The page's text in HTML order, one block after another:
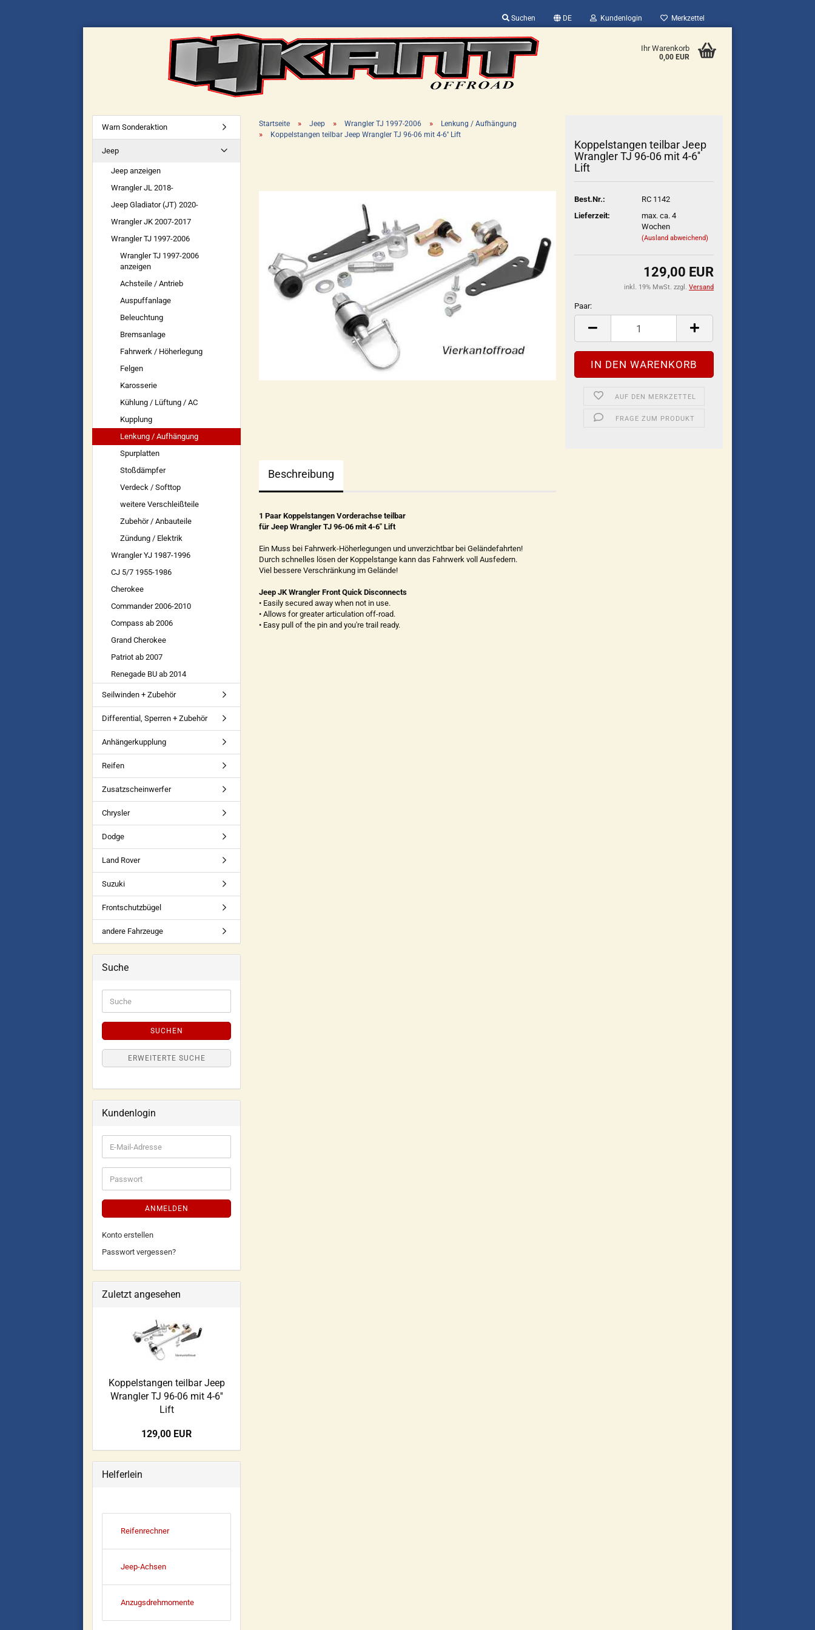
Suchen DE
Sprache auswählen
Lieferland
Kundenlogin Merkzettel
Ihr Warenkorb
0,00 EUR
Startseite » Jeep » Wrangler TJ 1997-2006 » Lenkung / Aufhängung
» Koppelstangen teilbar Jeep Wrangler TJ 96-06 mit 4-6'' Lift
Koppelstangen teilbar Jeep
Wrangler TJ 96-06 mit 4-6''
Lift
Best.Nr.:
RC 1142
Lieferzeit:
max. ca. 4
Wochen
(Ausland abweichend)
129,00 EUR
inkl. 19% MwSt. zzgl. Versand
Paar:
Paar
AUF DEN MERKZETTEL
FRAGE ZUM PRODUKT
Beschreibung
1 Paar Koppelstangen Vorderachse teilbar
für Jeep Wrangler TJ 96-06 mit 4-6" Lift
Ein Muss bei Fahrwerk-Höherlegungen und unverzichtbar bei Geländefahrten!
Durch schnelles lösen der Koppelstange kann das Fahrwerk voll Ausfedern.
Viel bessere Verschränkung im Gelände!
Jeep JK Wrangler Front Quick Disconnects
• Easily secured away when not in use.
• Allows for greater articulation off-road.
• Easy pull of the pin and you're trail ready.
Warn Sonderaktion
Jeep
Jeep anzeigen
Wrangler JL 2018-
Jeep Gladiator (JT) 2020-
Wrangler JK 2007-2017
Wrangler TJ 1997-2006
Wrangler TJ 1997-2006
anzeigen
Achsteile / Antrieb
Auspuffanlage
Beleuchtung
Bremsanlage
Fahrwerk / Höherlegung
Felgen
Karosserie
Kühlung / Lüftung / AC
Kupplung
Lenkung / Aufhängung
Spurplatten
Stoßdämpfer
Verdeck / Softtop
weitere Verschleißteile
Zubehör / Anbauteile
Zündung / Elektrik
Wrangler YJ 1987-1996
CJ 5/7 1955-1986
Cherokee
Commander 2006-2010
Compass ab 2006
Grand Cherokee
Patriot ab 2007
Renegade BU ab 2014
Seilwinden + Zubehör
Differential, Sperren + Zubehör
Anhängerkupplung
Reifen
Zusatzscheinwerfer
Chrysler
Dodge
Land Rover
Suzuki
Frontschutzbügel
andere Fahrzeuge
Suche
SUCHEN
ERWEITERTE SUCHE
Kundenlogin
ANMELDEN
Konto erstellen
Passwort vergessen?
Zuletzt angesehen
Koppelstangen teilbar Jeep
Wrangler TJ 96-06 mit 4-6''
Lift
129,00 EUR
Helferlein
Reifenrechner
Jeep-Achsen
Anzugsdrehmomente